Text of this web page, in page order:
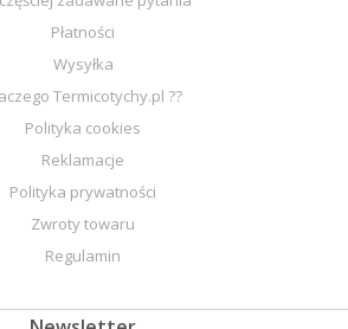
Płatności
Wysyłka
Termicotychy.pl ??
Polityka cookies
Reklamacje
Polityka prywatności
Zwroty towaru
Regulamin